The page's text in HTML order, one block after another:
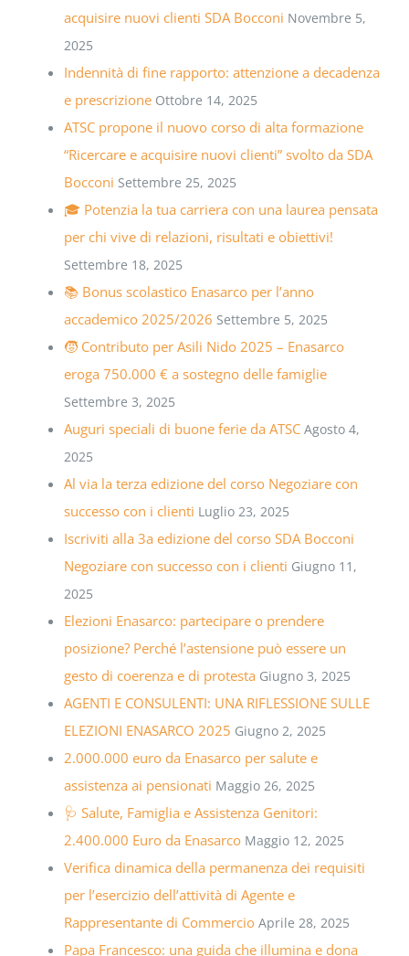
acquisire nuovi clienti SDA Bocconi Novembre 5,
2025
Indennità di fine rapporto: attenzione a decadenza
e prescrizione Ottobre 14, 2025
ATSC propone il nuovo corso di alta formazione
“Ricercare e acquisire nuovi clienti” svolto da SDA
Bocconi Settembre 25, 2025
🎓 Potenzia la tua carriera con una laurea pensata
per chi vive di relazioni, risultati e obiettivi!
Settembre 18, 2025
📚 Bonus scolastico Enasarco per l’anno
accademico 2025/2026 Settembre 5, 2025
🧒 Contributo per Asili Nido 2025 – Enasarco
eroga 750.000 € a sostegno delle famiglie
Settembre 3, 2025
Auguri speciali di buone ferie da ATSC Agosto 4,
2025
Al via la terza edizione del corso Negoziare con
successo con i clienti Luglio 23, 2025
Iscriviti alla 3a edizione del corso SDA Bocconi
Negoziare con successo con i clienti Giugno 11,
2025
Elezioni Enasarco: partecipare o prendere
posizione? Perché l’astensione può essere un
gesto di coerenza e di protesta Giugno 3, 2025
AGENTI E CONSULENTI: UNA RIFLESSIONE SULLE
ELEZIONI ENASARCO 2025 Giugno 2, 2025
2.000.000 euro da Enasarco per salute e
assistenza ai pensionati Maggio 26, 2025
🩺 Salute, Famiglia e Assistenza Genitori:
2.400.000 Euro da Enasarco Maggio 12, 2025
Verifica dinamica della permanenza dei requisiti
per l’esercizio dell’attività di Agente e
Rappresentante di Commercio Aprile 28, 2025
Papa Francesco: una guida che illumina e dona